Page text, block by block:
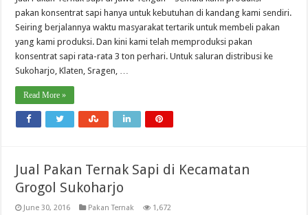
pakan konsentrat sapi hanya untuk kebutuhan di kandang kami sendiri.
Seiring berjalannya waktu masyarakat tertarik untuk membeli pakan
yang kami produksi. Dan kini kami telah memproduksi pakan
konsentrat sapi rata-rata 3 ton perhari. Untuk saluran distribusi ke
Sukoharjo, Klaten, Sragen, …
Read More »
Jual Pakan Ternak Sapi di Kecamatan
Grogol Sukoharjo
June 30, 2016 Pakan Ternak 1,672